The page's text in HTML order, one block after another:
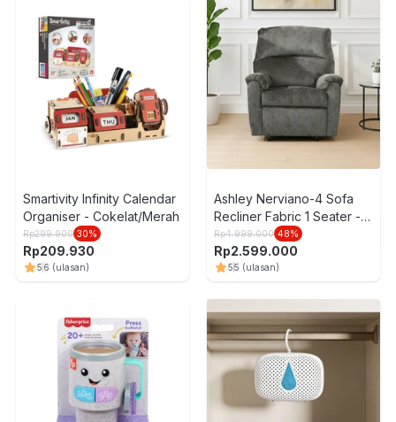
Smartivity Infinity Calendar
Organiser - Cokelat/Merah
Rp299.900 30%
Rp209.930
5 6 (ulasan)
Ashley Nerviano-4 Sofa
Recliner Fabric 1 Seater -
Abu-Abu
Rp4.999.000 48%
Rp2.599.000
55 (ulasan)